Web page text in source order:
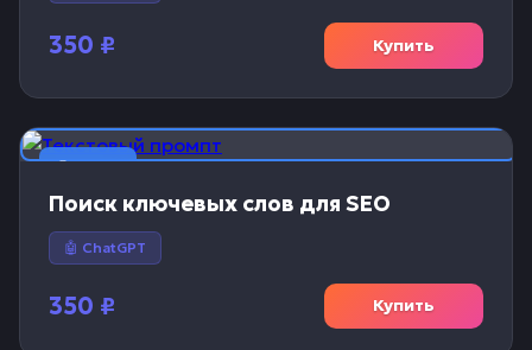
350 ₽ Купить
📝 Текст
Поиск ключевых слов для SEO
🤖 ChatGPT
350 ₽ Купить